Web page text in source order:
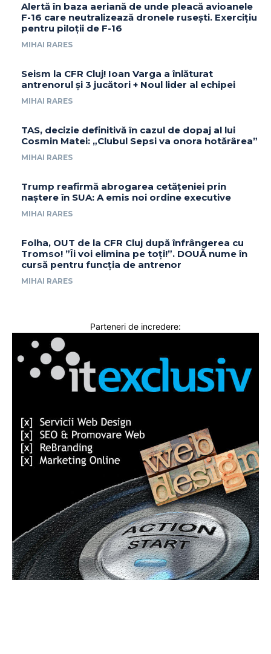
Alertă în baza aeriană de unde pleacă avioanele
F-16 care neutralizează dronele rusești. Exercițiu
pentru piloții de F-16
MIHAI RARES
Seism la CFR Cluj! Ioan Varga a înlăturat
antrenorul și 3 jucători + Noul lider al echipei
MIHAI RARES
TAS, decizie definitivă în cazul de dopaj al lui
Cosmin Matei: „Clubul Sepsi va onora hotărârea”
MIHAI RARES
Trump reafirmă abrogarea cetățeniei prin
naștere în SUA: A emis noi ordine executive
MIHAI RARES
Folha, OUT de la CFR Cluj după înfrângerea cu
Tromso! ”Îi voi elimina pe toți!”. DOUĂ nume în
cursă pentru funcția de antrenor
MIHAI RARES
Parteneri de incredere: